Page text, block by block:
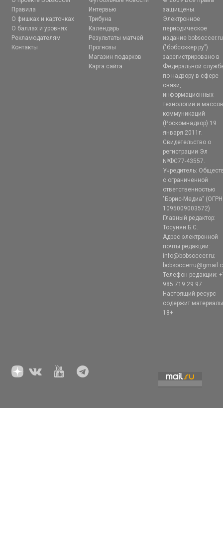
Правила
О фишках и карточках
О баллах и уровнях
Рекламодателям
Контакты
Интервью
Трибуна
Календарь
Результаты матчей
Прогнозы
Магазин подарков
Карта сайта
защищены.
Электронное
периодическое
издание bobsoccer.ru
("бобсоккер.ру")
зарегистрировано в
Федеральной
по надзору в сфере
связи,
информационных
технологий и
коммуникаций
(Роскомнадзор) 19
января 2011г.
Свидетельство о
регистрации Эл
№ФС77-43557.
Учредитель:
с ограниченной
ответственностью
"Борис-Медиа" (ОГРН
1095009003572)
Главный редактор:
Тосунян Б.С.
Адрес электронной
почты редакции:
info@bobsoccer.ru;
Телефон редакции:
985 719 29 97
Настоящий ресурс
содержит
18+